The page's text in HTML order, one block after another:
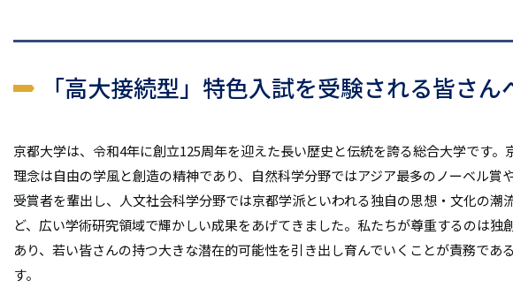
「高大接続型」特色入試を受験される皆さん
京都大学は、令和4年に創立125周年を迎えた長い歴史と伝統を誇る総合大学です。
理念は自由の学風と創造の精神であり、自然科学分野ではアジア最多のノーベル賞
受賞者を輩出し、人文社会科学分野では京都学派といわれる独自の思想・文化の潮
ど、広い学術研究領域で輝かしい成果をあげてきました。私たちが尊重するのは独
あり、若い皆さんの持つ大きな潜在的可能性を引き出し育んでいくことが責務であ
す。